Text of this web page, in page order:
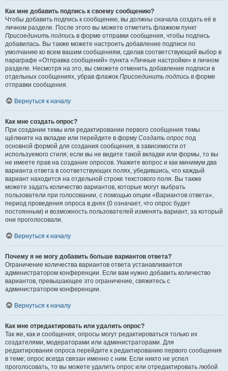
Как мне добавить подпись к своему сообщению?
Чтобы добавить подпись к сообщению, вы должны сначала создать её в
личном разделе. После этого вы можете отметить флажком пункт
Присоединить подпись в форме отправки сообщения, чтобы подпись
добавилась. Вы также можете настроить добавление подписи по
умолчанию ко всем вашим сообщениям, сделав соответствующий выбор в
параграфе «Отправка сообщений» пункта «Личные настройки» в личном
разделе. Несмотря на это, вы сможете отменить добавление подписи в
отдельных сообщениях, убрав флажок Присоединить подпись в форме
отправки сообщения.
Вернуться к началу
Как мне создать опрос?
При создании темы или редактировании первого сообщения темы
щёлкните на вкладке или перейдите в форму Создать опрос под
основной формой для создания сообщения, в зависимости от
используемого стиля; если вы не видите такой вкладки или формы, то вы
не имеете прав на создание опросов. Укажите вопрос и как минимум два
варианта ответа в соответствующих полях, убедившись, что каждый
вариант находится на отдельной строке текстового поля. Вы также
можете задать количество вариантов, которые могут выбрать
пользователи при голосовании, с помощью опции «Вариантов ответа»,
период проведения опроса в днях (0 означает, что опрос будет
постоянным) и возможность пользователей изменять вариант, за который
они проголосовали.
Вернуться к началу
Почему я не могу добавить больше вариантов ответа?
Ограничение количества вариантов ответа устанавливается
администратором конференции. Если вам нужно добавить количество
вариантов, превышающее это ограничение, свяжитесь с
администратором конференции.
Вернуться к началу
Как мне отредактировать или удалить опрос?
Так же, как и сообщения, опросы могут редактироваться только их
создателями, модераторами или администраторами. Для
редактирования опроса перейдите к редактированию первого сообщения
в теме; опрос всегда связан именно с ним. Если никто не успел
проголосовать, то вы можете удалить опрос или отредактировать любой